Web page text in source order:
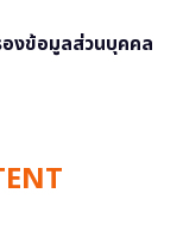
งข้อมูลส่วนบุคคล